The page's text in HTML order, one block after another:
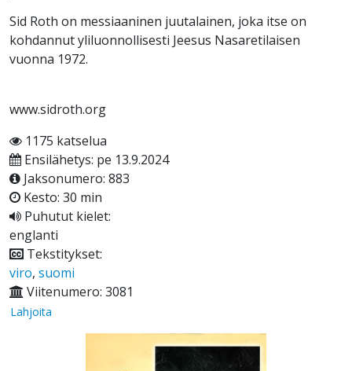
Sid Roth on messiaaninen juutalainen, joka itse on
kohdannut yliluonnollisesti Jeesus Nasaretilaisen
vuonna 1972.
www.sidroth.org
1175 katselua
Ensilähetys: pe 13.9.2024
Jaksonumero: 883
Kesto: 30 min
Puhutut kielet:
englanti
Tekstitykset:
viro, suomi
Viitenumero: 3081
Lahjoita